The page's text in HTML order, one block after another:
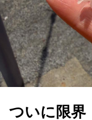
ついに限界